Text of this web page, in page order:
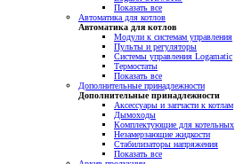
Показать все
Автоматика для котлов
Автоматика для котлов
Модули к системам управления
Пульты и регуляторы
Системы управления Logamatic
Термостаты
Показать все
Дополнительные принадлежности
Дополнительные принадлежности
Аксессуары и запчасти к котлам
Дымоходы
Комплектующие для котельных
Незамерзающие жидкости
Стабилизаторы напряжения
Показать все